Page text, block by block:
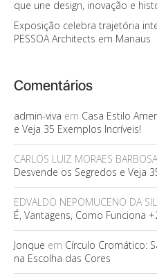
que une design, inovação e
Exposição celebra trajetória
PESSOA Architects em Manaus
Comentários
admin-viva em Casa Estilo
e Veja 35 Exemplos Incríveis!
CARLOS LUIZ MORAES BARBOSA
Desvende os Segredos e Veja
EDVALDO NEPOMUCENO DA
É, Vantagens, Como Funciona
Jonque em Círculo Cromático:
na Escolha das Cores